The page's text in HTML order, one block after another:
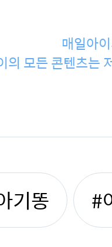
매일아
의 모든 콘텐츠는
기똥 #